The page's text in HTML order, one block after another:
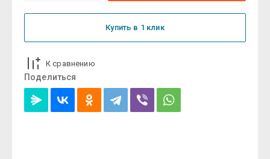
Купить в 1 клик
К сравнению
Поделиться